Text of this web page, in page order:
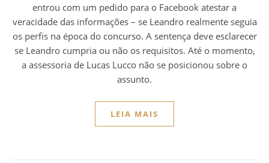
entrou com um pedido para o Facebook atestar a
veracidade das informações – se Leandro realmente seguia
os perfis na época do concurso. A sentença deve esclarecer
se Leandro cumpria ou não os requisitos. Até o momento,
a assessoria de Lucas Lucco não se posicionou sobre o
assunto.
LEIA MAIS